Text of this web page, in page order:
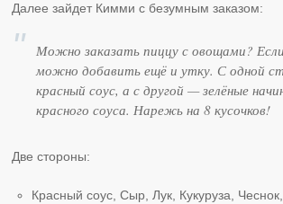
Далее зайдет Кимми с безумным заказом:
Можно заказать пиццу с овощами?
можно добавить ещё и утку. С одной
красный соус, а с другой — зелёные
красного соуса. Нарежь на 8 кусочков!
Две стороны:
Красный соус, Сыр, Лук, Кукуруза,